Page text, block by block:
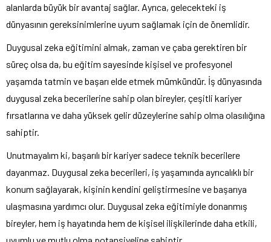
alanlarda büyük bir avantaj sağlar. Ayrıca, gelecekteki iş
dünyasının gereksinimlerine uyum sağlamak için de önemlidir.
Duygusal zeka eğitimini almak, zaman ve çaba gerektiren bir
süreç olsa da, bu eğitim sayesinde kişisel ve profesyonel
yaşamda tatmin ve başarı elde etmek mümkündür. İş dünyasında
duygusal zeka becerilerine sahip olan bireyler, çeşitli kariyer
fırsatlarına ve daha yüksek gelir düzeylerine sahip olma olasılığına
sahiptir.
Unutmayalım ki, başarılı bir kariyer sadece teknik becerilere
dayanmaz. Duygusal zeka becerileri, iş yaşamında ayrıcalıklı bir
konum sağlayarak, kişinin kendini geliştirmesine ve başarıya
ulaşmasına yardımcı olur. Duygusal zeka eğitimiyle donanmış
bireyler, hem iş hayatında hem de kişisel ilişkilerinde daha etkili,